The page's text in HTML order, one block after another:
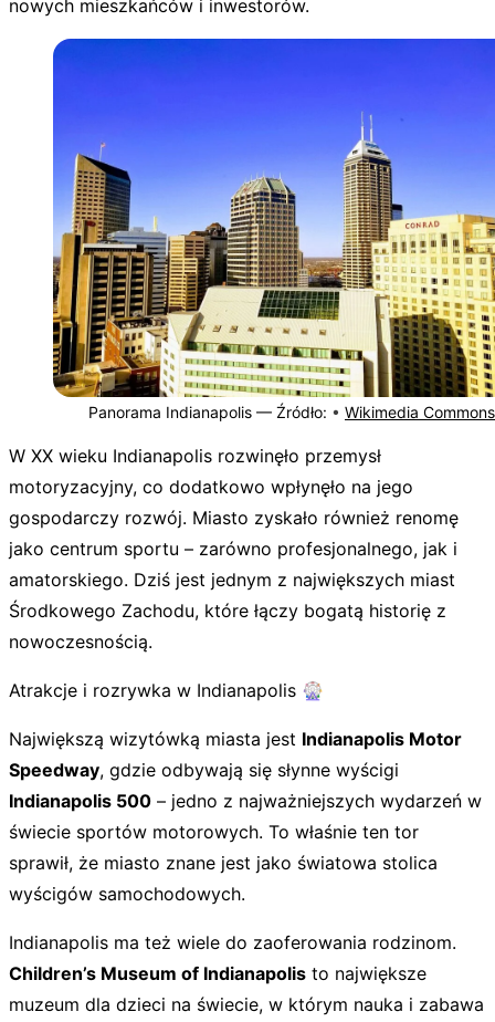
nowych mieszkańców i inwestorów.
Panorama Indianapolis — Źródło: • Wikimedia Commons
W XX wieku Indianapolis rozwinęło przemysł
motoryzacyjny, co dodatkowo wpłynęło na jego
gospodarczy rozwój. Miasto zyskało również renomę
jako centrum sportu – zarówno profesjonalnego, jak i
amatorskiego. Dziś jest jednym z największych miast
Środkowego Zachodu, które łączy bogatą historię z
nowoczesnością.
Atrakcje i rozrywka w Indianapolis 🎡
Największą wizytówką miasta jest Indianapolis Motor
Speedway, gdzie odbywają się słynne wyścigi
Indianapolis 500 – jedno z najważniejszych wydarzeń w
świecie sportów motorowych. To właśnie ten tor
sprawił, że miasto znane jest jako światowa stolica
wyścigów samochodowych.
Indianapolis ma też wiele do zaoferowania rodzinom.
Children’s Museum of Indianapolis to największe
muzeum dla dzieci na świecie, w którym nauka i zabawa